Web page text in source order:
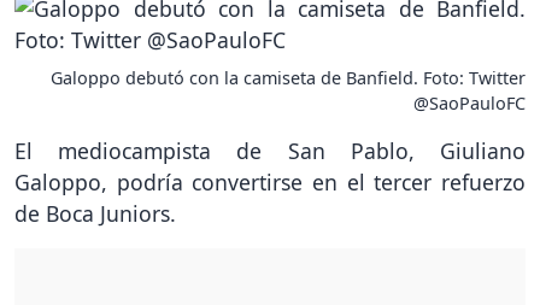
Galoppo debutó con la camiseta de Banfield. Foto: Twitter
@SaoPauloFC
El mediocampista de San Pablo, Giuliano
Galoppo, podría convertirse en el tercer refuerzo
de Boca Juniors.